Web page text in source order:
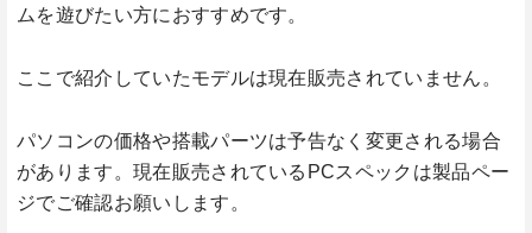
ムを遊びたい方におすすめです。
ここで紹介していたモデルは現在販売されていません。
パソコンの価格や搭載パーツは予告なく変更される場合
があります。現在販売されているPCスペックは製品ペー
ジでご確認お願いします。